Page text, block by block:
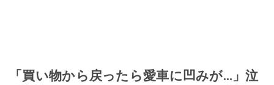
「買い物から戻ったら愛車に凹みが…」泣